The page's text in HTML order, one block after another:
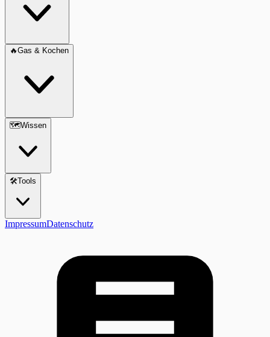
🔥Gas & Kochen
🗺️Wissen
🛠️Tools
ImpressumDatenschutz